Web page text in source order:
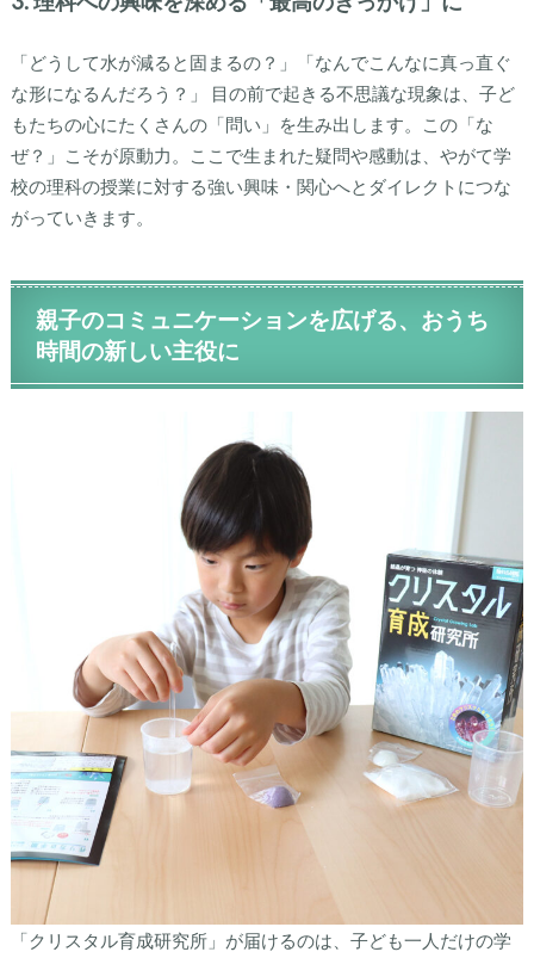
「どうして水が減ると固まるの？」「なんでこんなに真っ直ぐ
な形になるんだろう？」 目の前で起きる不思議な現象は、子ど
もたちの心にたくさんの「問い」を生み出します。この「な
ぜ？」こそが原動力。ここで生まれた疑問や感動は、やがて学
校の理科の授業に対する強い興味・関心へとダイレクトにつな
がっていきます。
親子のコミュニケーションを広げる、おうち
時間の新しい主役に
「クリスタル育成研究所」が届けるのは、子ども一人だけの学